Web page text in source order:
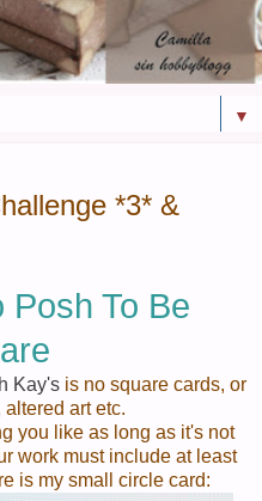
▼
*3* &
Posh To Be
Kay's is no square cards, or
altered art etc.
you like as long as it's not
work must include at least
is my small circle card: